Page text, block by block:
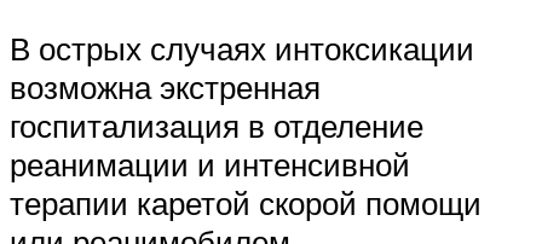
В острых случаях интоксикации
возможна экстренная
госпитализация в отделение
реанимации и интенсивной
терапии каретой скорой помощи